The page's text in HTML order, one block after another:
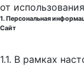
от
1. Персональная
Сайт
1.1. В рамках